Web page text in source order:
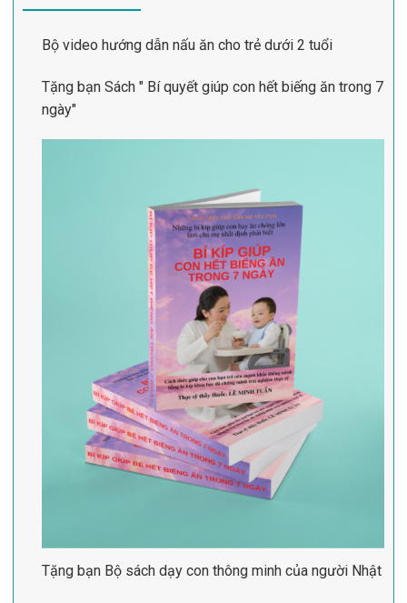
Bộ video hướng dẫn nấu ăn cho trẻ dưới 2 tuổi
Tặng bạn Sách " Bí quyết giúp con hết biếng ăn trong 7
ngày"
Tặng bạn Bộ sách dạy con thông minh của người Nhật